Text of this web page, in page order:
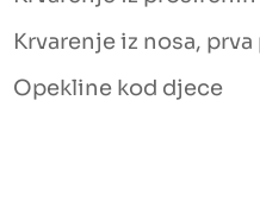
Krvarenje iz nosa,
Opekline kod djece